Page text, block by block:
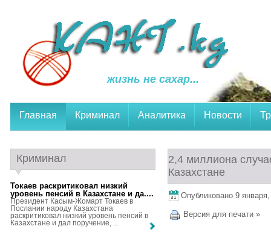
жизнь не сахар...
Главная Криминал Аналитика Новости
2,4 миллиона
Казахстане
Опубликовано 9 января,
Версия для печати »
Криминал
Токаев раскритиковал низкий
уровень пенсий в Казахстане и да....
Президент Касым-Жомарт Токаев в
Послании народу Казахстана
раскритиковал низкий уровень пенсий в
Казахстане и дал поручение, ...